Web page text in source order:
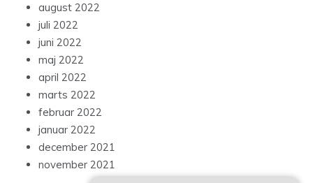
august 2022
juli 2022
juni 2022
maj 2022
april 2022
marts 2022
februar 2022
januar 2022
december 2021
november 2021